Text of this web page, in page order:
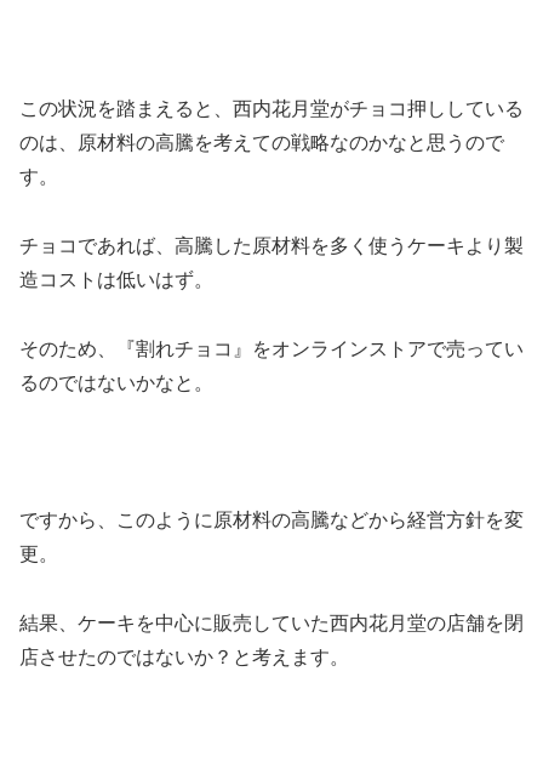
この状況を踏まえると、西内花月堂がチョコ押ししている
のは、
原材料の高騰を考えての戦略なのかなと思うので
す。
チョコであれば、高騰した原材料を多く使うケーキより製
造コストは低いはず。
そのため、『割れチョコ』をオンラインストアで売ってい
るのではないかなと。
ですから、このように原材料の高騰などから経営方針を変
更。
結果、ケーキを中心に販売していた西内花月堂の店舗を閉
店させたのではないか？と考えます。